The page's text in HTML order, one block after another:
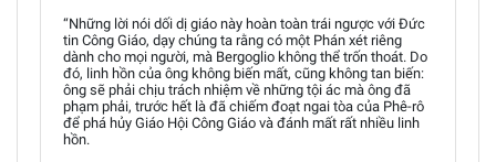
“Những lời nói dối dị giáo này hoàn toàn trái ngược với Đức
tin Công Giáo, dạy chúng ta rằng có một Phán xét riêng
dành cho mọi người, mà Bergoglio không thể trốn thoát. Do
đó, linh hồn của ông không biến mất, cũng không tan biến:
ông sẽ phải chịu trách nhiệm về những tội ác mà ông đã
phạm phải, trước hết là đã chiếm đoạt ngai tòa của Phê-rô
để phá hủy Giáo Hội Công Giáo và đánh mất rất nhiều linh
hồn.